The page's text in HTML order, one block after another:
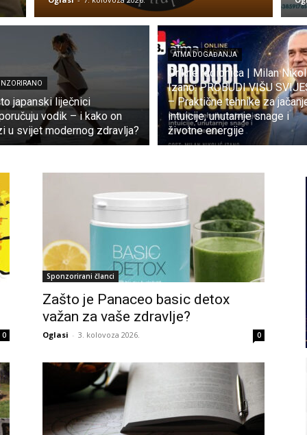
japanski liječnici
vodik – i kako on
u svijet modernog zdravlja?
ATMA DOGAĐANJA
Online radionica | Milan
Izano: PROBUDI VIŠU
– Praktične tehnike za
intuicije, unutarnje snage i
životne energije
0
Sponzorirani članci
Zašto je Panaceo basic detox
važan za vaše zdravlje?
Oglasi - 3. kolovoza 2026. 0